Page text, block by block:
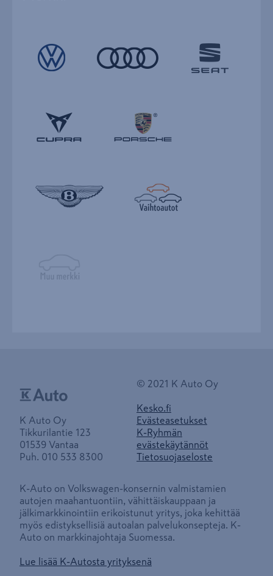
K Auto Oy
Tikkurilantie 123
01539 Vantaa
Puh. 010 533 8300
© 2021 K Auto Oy
Kesko.fi
Evästeasetukset
K-Ryhmän
evästekäytännöt
Tietosuojaseloste
K-Auto on Volkswagen-konsernin valmistamien
autojen maahantuontiin, vähittäiskauppaan ja
jälkimarkkinointiin erikoistunut yritys, joka kehittää
myös edistyksellisiä autoalan palvelukonsepteja. K-
Auto on markkinajohtaja Suomessa.
Lue lisää K-Autosta yrityksenä